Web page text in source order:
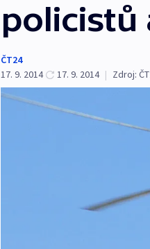
policistů
ČT24
17. 9. 2014
17. 9. 2014 | Zdroj: